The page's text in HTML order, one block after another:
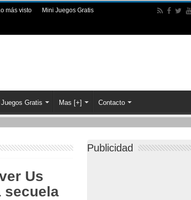
más visto Mini Juegos Gratis
Juegos Gratis Mas [+] Contacto
Us
secuela
Publicidad